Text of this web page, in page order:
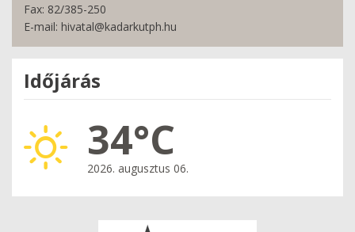
Fax: 82/385-250
E-mail: hivatal@kadarkutph.hu
Időjárás
34°C
2026. augusztus 06.